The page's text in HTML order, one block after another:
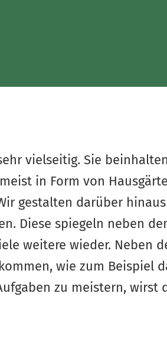
vielseitig. Sie
in Form von
gestalten darüber
Diese spiegeln neben
weitere wieder. Neben
wie zum Beispiel
zu meistern, wirst